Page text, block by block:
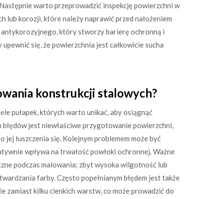
warto przeprowadzić inspekcję powierzchni w
lub korozji, które należy naprawić przed nałożeniem
który stworzy barierę ochronną i
się, że powierzchnia jest całkowicie sucha
konstrukcji stalowych?
pułapek, których warto unikać, aby osiągnąć
jest niewłaściwe przygotowanie powierzchni,
łuszczenia się. Kolejnym problemem może być
wpływa na trwałość powłoki ochronnej. Ważne
podczas malowania; zbyt wysoka wilgotność lub
farby. Często popełnianym błędem jest także
zamiast kilku cienkich warstw, co może prowadzić do